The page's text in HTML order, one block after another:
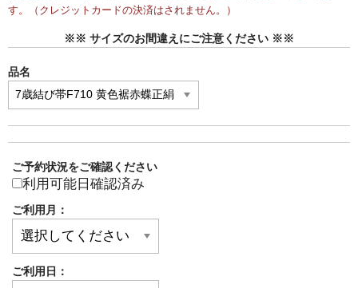
す。（クレジットカードの決済はされません。）
※※ サイズのお間違えにご注意ください ※※
品名
ご予約状況をご確認ください
利用可能日確認済み
ご利用月：
ご利用日：